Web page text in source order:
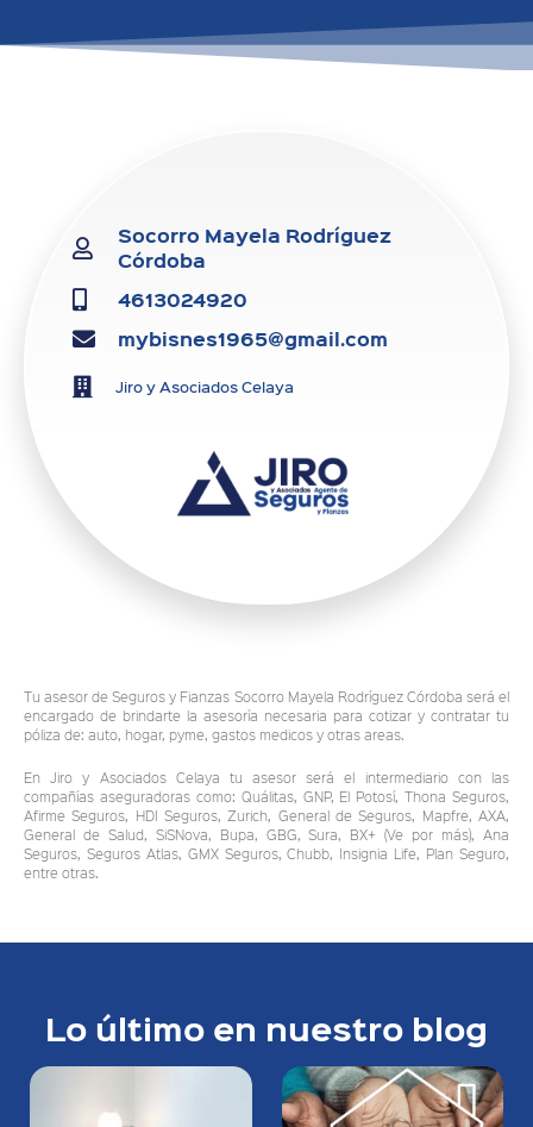
Socorro Mayela Rodríguez
Córdoba
4613024920
mybisnes1965@gmail.com
Jiro y Asociados Celaya
Tu asesor de Seguros y Fianzas Socorro Mayela Rodríguez Córdoba será el
encargado de brindarte la asesoría necesaria para cotizar y contratar tu
póliza de: auto, hogar, pyme, gastos medicos y otras areas.
En Jiro y Asociados Celaya tu asesor será el intermediario con las
compañías aseguradoras como: Quálitas, GNP, El Potosí, Thona Seguros,
Afirme Seguros, HDI Seguros, Zurich, General de Seguros, Mapfre, AXA,
General de Salud, SiSNova, Bupa, GBG, Sura, BX+ (Ve por más), Ana
Seguros, Seguros Atlas, GMX Seguros, Chubb, Insignia Life, Plan Seguro,
entre otras.
Lo último en nuestro blog